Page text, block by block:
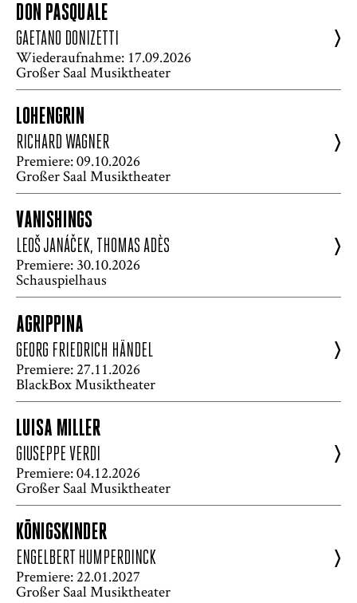
DON PASQUALE
GAETANO DONIZETTI
Wiederaufnahme: 17.09.2026
Großer Saal Musiktheater
>
LOHENGRIN
RICHARD WAGNER
Premiere: 09.10.2026
Großer Saal Musiktheater
>
VANISHINGS
LEOŠ JANÁČEK, THOMAS ADÈS
Premiere: 30.10.2026
Schauspielhaus
>
AGRIPPINA
GEORG FRIEDRICH HÄNDEL
Premiere: 27.11.2026
BlackBox Musiktheater
>
LUISA MILLER
GIUSEPPE VERDI
Premiere: 04.12.2026
Großer Saal Musiktheater
>
KÖNIGSKINDER
ENGELBERT HUMPERDINCK
Premiere: 22.01.2027
Großer Saal Musiktheater
>